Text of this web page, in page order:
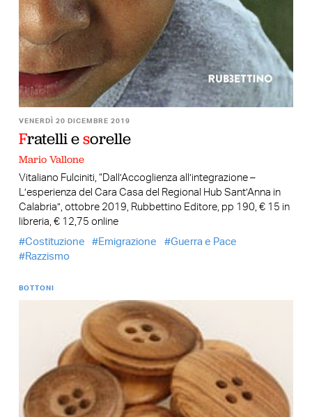
VENERDÌ 20 DICEMBRE 2019
Fratelli esorelle
Mario Vallone
Vitaliano Fulciniti, “Dall’Accoglienza all’integrazione –
L’esperienza del Cara Casa del Regional Hub Sant’Anna in
Calabria”, ottobre 2019, Rubbettino Editore, pp 190, € 15 in
libreria, € 12,75 online
Costituzione
Emigrazione
Guerra e Pace
Razzismo
BOTTONI